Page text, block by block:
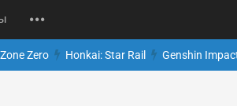
Zero Honkai: Star Rail Genshin